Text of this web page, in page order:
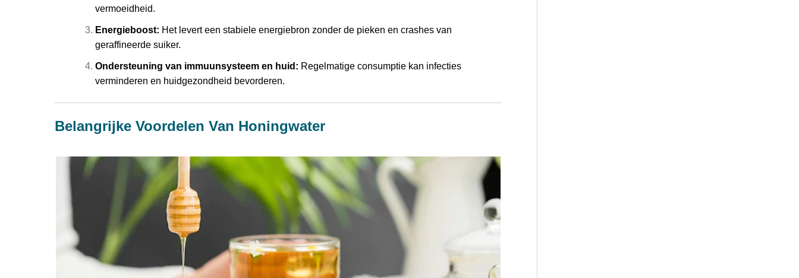
vermoeidheid.
Energieboost: Het levert een stabiele energiebron zonder de pieken en crashes van
geraffineerde suiker.
Ondersteuning van immuunsysteem en huid: Regelmatige consumptie kan infecties
verminderen en huidgezondheid bevorderen.
Belangrijke Voordelen Van Honingwater